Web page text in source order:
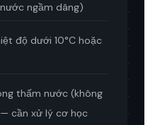
ngầm dâng)
độ dưới 10°C hoặc
thấm nước (không
cần xử lý cơ học